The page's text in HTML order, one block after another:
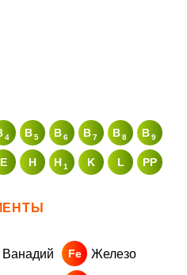
4 B5 B6 B7 B8 B9
E H H1 K L PP
Ванадий Fe Железо